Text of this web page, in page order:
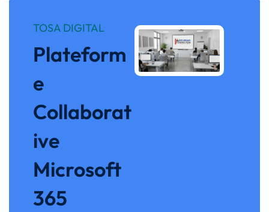
TOSA DIGITAL
Plateform
e
Collaborat
ive
Microsoft
365